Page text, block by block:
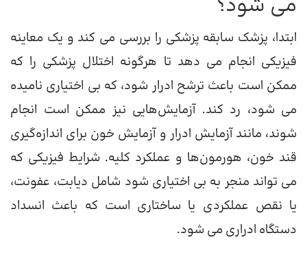
ابتدا، پزشک سابقه پزشکی را بررسی می کند و یک معاینه
فیزیکی انجام می دهد تا هرگونه اختلال پزشکی را که
ممکن است باعث ترشح ادرار شود، که بی اختیاری نامیده
می شود، رد کند. آزمایش‌هایی نیز ممکن است انجام
شوند، مانند آزمایش ادرار و آزمایش خون برای اندازه‌گیری
قند خون، هورمون‌ها و عملکرد کلیه. شرایط فیزیکی که
می تواند منجر به بی اختیاری شود شامل دیابت، عفونت،
یا نقص عملکردی یا ساختاری است که باعث انسداد
دستگاه ادراری می شود.